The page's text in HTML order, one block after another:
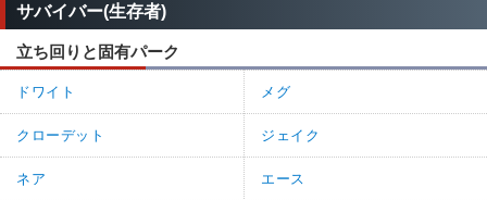
サバイバー(生存者)
立ち回りと固有パーク
ドワイト メグ
クローデット ジェイク
ネア エース